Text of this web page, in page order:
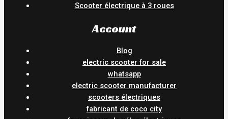
Scooter électrique à 3 roues
Account
Blog
electric scooter for sale
whatsapp
electric scooter manufacturer
scooters électriques
fabricant de coco city